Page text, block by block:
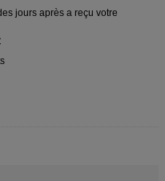
jours après a reçu votre